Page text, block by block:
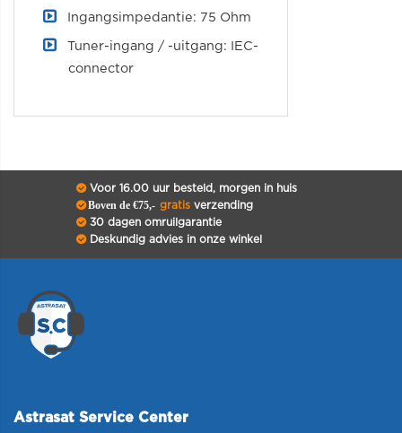
Ingangsimpedantie: 75 Ohm
Tuner-ingang / -uitgang: IEC-
connector
Voor 16.00 uur besteld, morgen in huis
Boven de €75,- gratisverzending
30 dagen omruilgarantie
Deskundig advies in onze winkel
Astrasat Service Center